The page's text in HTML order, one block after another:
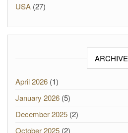
USA (27)
ARCHIVE
April 2026 (1)
January 2026 (5)
December 2025 (2)
October 2025 (2)